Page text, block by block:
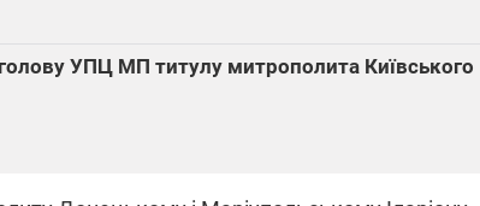
УПЦ МП титулу митрополита Київського
Частина споживачів у чотирьох